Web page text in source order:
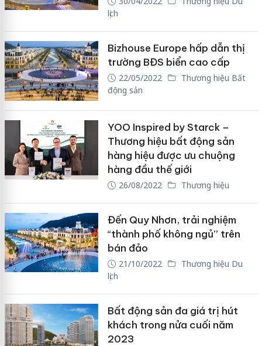
lịch
Bizhouse Europe hấp dẫn thị
trường BĐS biển cao cấp
22/05/2022
Thương hiệu Bất
động sản
YOO Inspired by Starck –
Thương hiệu bất động sản
hàng hiệu được ưu chuộng
hàng đầu thế giới
26/08/2022 Thương hiệu
Đến Quy Nhơn, trải nghiệm
“thành phố không ngủ” trên
bán đảo
21/10/2022
Thương hiệu Du
lịch
Bất động sản đa giá trị hút
khách trong nửa cuối năm
2023